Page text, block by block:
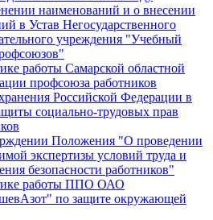
наименований и о внесении
в Устав Негосударственного
учреждения "Учебный
работы Самарской областной
профсоюза работников
Российской Федерации в
социально-трудовых прав
Положения "О проведении
экспертизы условий труда и
безопасности работников"
работы ППО ОАО
по защите окружающей